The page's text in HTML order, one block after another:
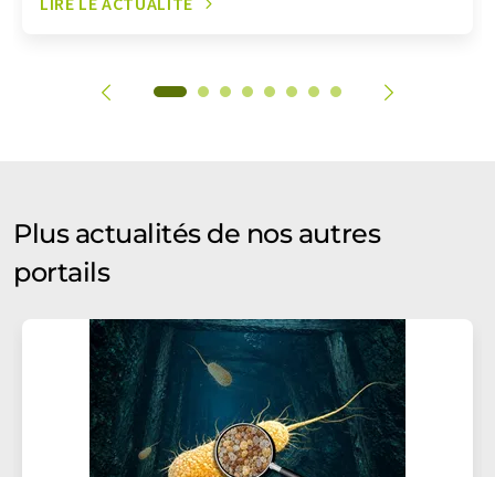
Plus actualités de nos autres
portails